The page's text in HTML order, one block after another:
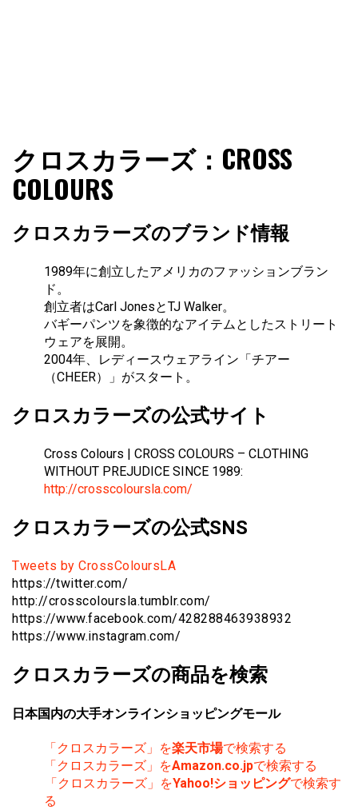
ファショコン通信
ッションとモードを分析するファッション情報サイトです
クロスカラーズ：CROSS
COLOURS
クロスカラーズのブランド情報
1989年に創立したアメリカのファッションブラン
ド。
創立者はCarl JonesとTJ Walker。
バギーパンツを象徴的なアイテムとしたストリート
ウェアを展開。
2004年、レディースウェアライン「チアー
（CHEER）」がスタート。
クロスカラーズの公式サイト
Cross Colours | CROSS COLOURS – CLOTHING
WITHOUT PREJUDICE SINCE 1989:
http://crosscoloursla.com/
クロスカラーズの公式SNS
Tweets by CrossColoursLA
https://twitter.com/
http://crosscoloursla.tumblr.com/
https://www.facebook.com/428288463938932
https://www.instagram.com/
クロスカラーズの商品を検索
日本国内の大手オンラインショッピングモール
「クロスカラーズ」を楽天市場で検索する
「クロスカラーズ」をAmazon.co.jpで検索する
「クロスカラーズ」をYahoo!ショッピングで検索す
る